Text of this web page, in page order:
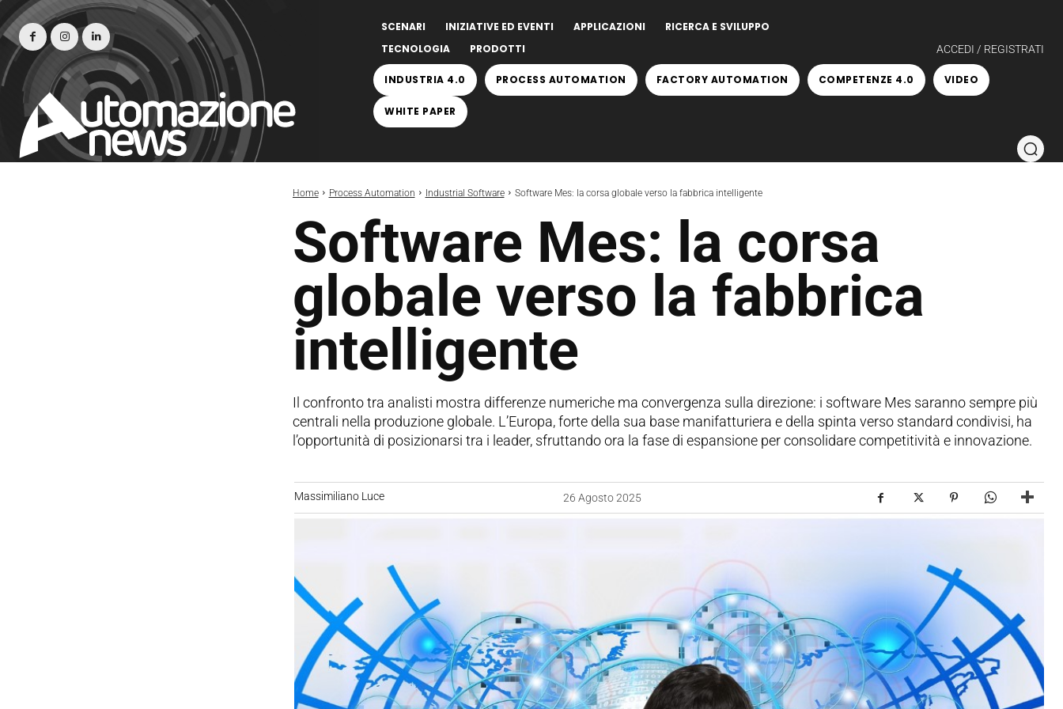
SCENARI INIZIATIVE ED EVENTI APPLICAZIONI
RICERCA E SVILUPPO
TECNOLOGIA
PRODOTTI ACCEDI / REGISTRATI
INDUSTRIA 4.0 PROCESS AUTOMATION FACTORY AUTOMATION COMPETENZE 4.0 VIDEO
WHITE PAPER
Home Process Automation Industrial Software Software Mes: la corsa globale verso la fabbrica intelligente
Software Mes: la corsa
globale verso la fabbrica
intelligente
Il confronto tra analisti mostra differenze numeriche ma convergenza sulla direzione: i software Mes saranno sempre più
centrali nella produzione globale. L’Europa, forte della sua base manifatturiera e della spinta verso standard condivisi, ha
l’opportunità di posizionarsi tra i leader, sfruttando ora la fase di espansione per consolidare competitività e innovazione.
Massimiliano Luce 26 Agosto 2025